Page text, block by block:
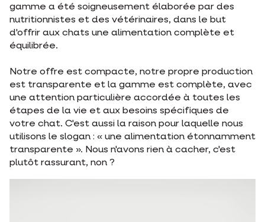
gamme a été soigneusement élaborée par des
nutritionnistes et des vétérinaires, dans le but
d'offrir aux chats une alimentation complète et
équilibrée.
Notre offre est compacte, notre propre production
est transparente et la gamme est complète, avec
une attention particulière accordée à toutes les
étapes de la vie et aux besoins spécifiques de
votre chat. C'est aussi la raison pour laquelle nous
utilisons le slogan : « une alimentation étonnamment
transparente ». Nous n'avons rien à cacher, c'est
plutôt rassurant, non ?